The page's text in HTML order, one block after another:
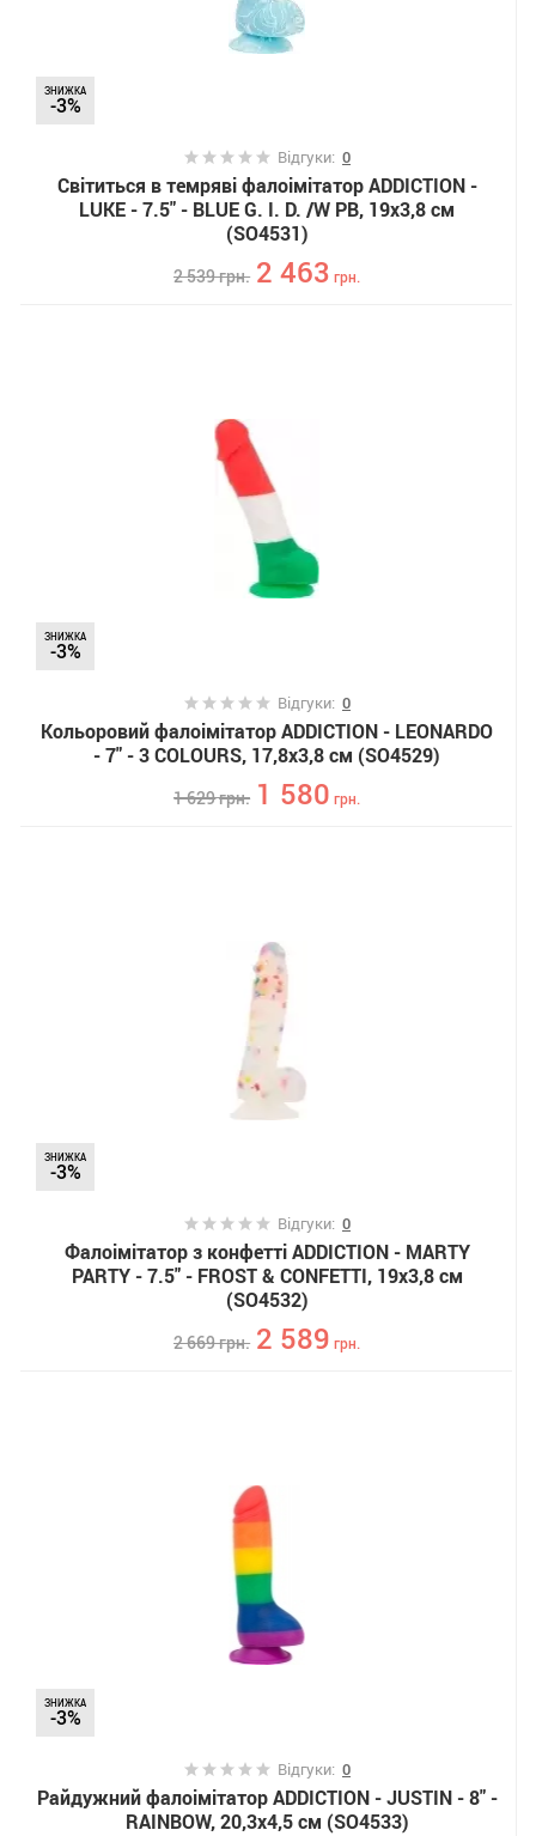
ЗНИЖКА
-3%
Відгуки: 0
Світиться в темряві фалоімітатор ADDICTION -
LUKE - 7.5" - BLUE G. I. D. /W PB, 19х3,8 см
(SO4531)
2 539грн. 2 463 грн.
ЗНИЖКА
-3%
Відгуки: 0
Кольоровий фалоімітатор ADDICTION - LEONARDO
- 7" - 3 COLOURS, 17,8х3,8 см (SO4529)
1 629грн. 1 580 грн.
ЗНИЖКА
-3%
Відгуки: 0
Фалоімітатор з конфетті ADDICTION - MARTY
PARTY - 7.5" - FROST & CONFETTI, 19х3,8 см
(SO4532)
2 669грн. 2 589 грн.
ЗНИЖКА
-3%
Відгуки: 0
Райдужний фалоімітатор ADDICTION - JUSTIN - 8" -
RAINBOW, 20,3х4,5 см (SO4533)